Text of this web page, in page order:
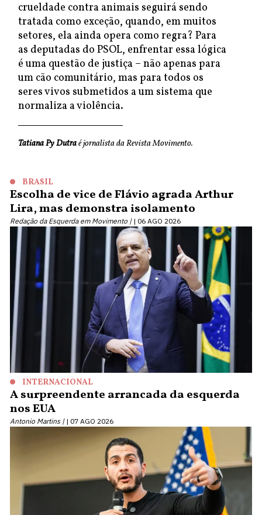
crueldade contra animais seguirá sendo
tratada como exceção, quando, em muitos
setores, ela ainda opera como regra? Para
as deputadas do PSOL, enfrentar essa lógica
é uma questão de justiça – não apenas para
um cão comunitário, mas para todos os
seres vivos submetidos a um sistema que
normaliza a violência.
Tatiana Py Dutraé jornalista da Revista Movimento.
BRASIL
Escolha de vice de Flávio agrada Arthur
Lira, mas demonstra isolamento
Redação da Esquerda em Movimento | 06 AGO 2026
INTERNACIONAL
A surpreendente arrancada da esquerda
nos EUA
Antonio Martins | 07 AGO 2026